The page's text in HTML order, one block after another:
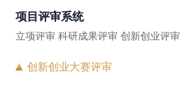
项目评审系统
立项评审 科研成果评审 创新创业评审
创新创业大赛评审